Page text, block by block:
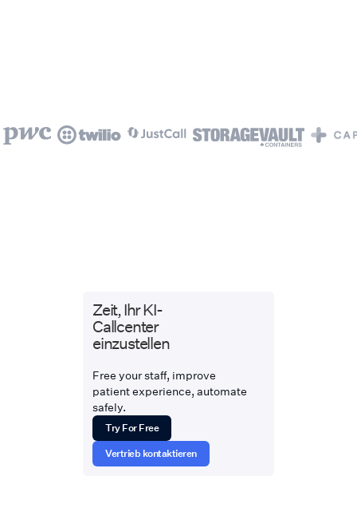
Zeit, Ihr KI-
Callcenter
einzustellen
Free your staff, improve
patient experience, automate
safely.
Try For Free
Vertrieb kontaktieren